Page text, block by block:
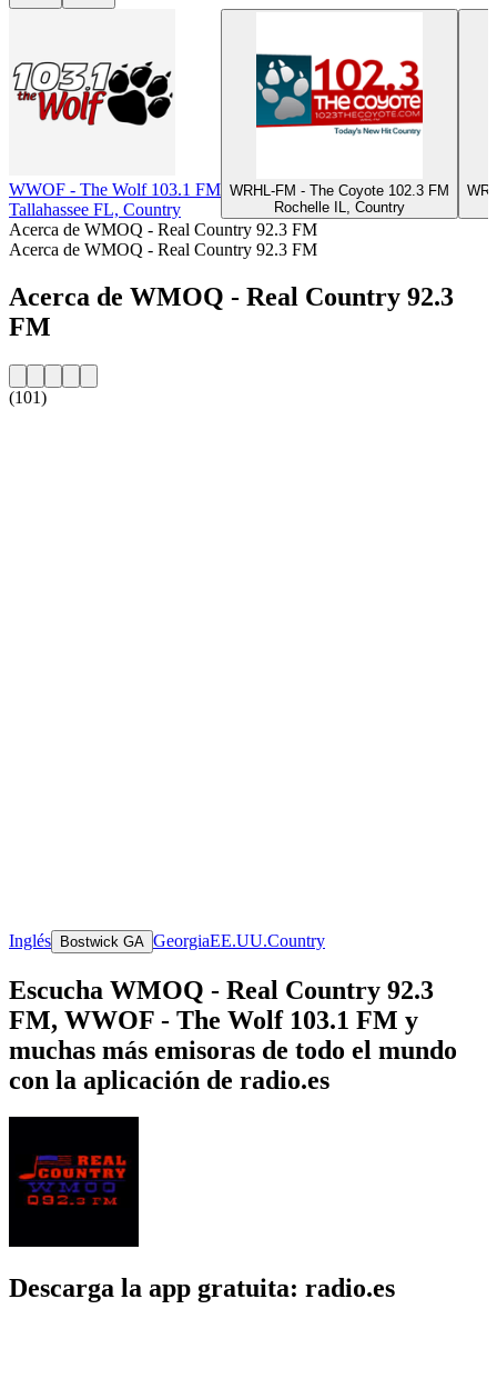
WWOF - The Wolf 103.1 FM
Tallahassee FL, Country
WRHL-FM - The Coyote 102.3 FM
Rochelle IL, Country
Acerca de WMOQ - Real Country 92.3 FM
Acerca de WMOQ - Real Country 92.3 FM
Acerca de WMOQ - Real Country 92.3
FM
(101)
Inglés Bostwick GA GeorgiaEE.UU.Country
Escucha WMOQ - Real Country 92.3
FM, WWOF - The Wolf 103.1 FM y
muchas más emisoras de todo el mundo
con la aplicación de radio.es
Descarga la app gratuita: radio.es